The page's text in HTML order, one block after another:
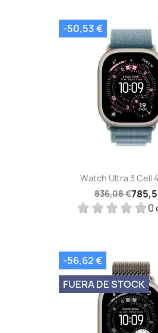
Watch Ultra 3 Cell
836,08 €
0
-50,53 €
-56,62 €
FUERA DE STOCK